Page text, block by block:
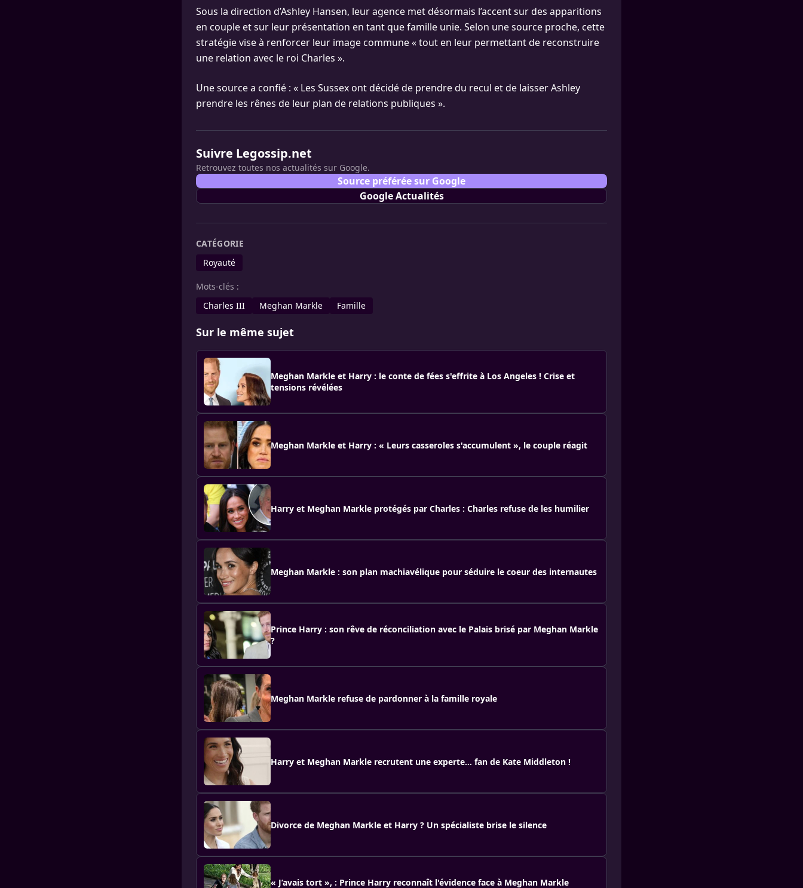
Sous la direction d’Ashley Hansen, leur agence met désormais l’accent sur des apparitions
en couple et sur leur présentation en tant que famille unie. Selon une source proche, cette
stratégie vise à renforcer leur image commune « tout en leur permettant de reconstruire
une relation avec le roi Charles ».
Une source a confié : « Les Sussex ont décidé de prendre du recul et de laisser Ashley
prendre les rênes de leur plan de relations publiques ».
Suivre Legossip.net
Retrouvez toutes nos actualités sur Google.
Source préférée sur Google
Google Actualités
CATÉGORIE
Royauté
Mots-clés :
Charles III
Meghan Markle Famille
Sur le même sujet
Meghan Markle et Harry : le conte de fées s'effrite à Los Angeles ! Crise et
tensions révélées
Meghan Markle et Harry : « Leurs casseroles s'accumulent », le couple réagit
Harry et Meghan Markle protégés par Charles : Charles refuse de les humilier
Meghan Markle : son plan machiavélique pour séduire le coeur des internautes
Prince Harry : son rêve de réconciliation avec le Palais brisé par Meghan Markle
?
Meghan Markle refuse de pardonner à la famille royale
Harry et Meghan Markle recrutent une experte… fan de Kate Middleton !
Divorce de Meghan Markle et Harry ? Un spécialiste brise le silence
« J’avais tort », : Prince Harry reconnaît l'évidence face à Meghan Markle